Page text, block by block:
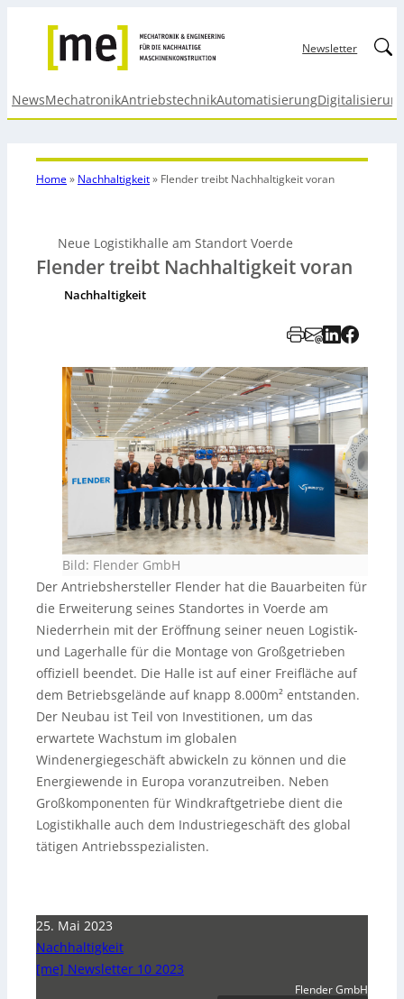
Newsletter
NewsMechatronikAntriebstechnikAutomatisierung
Home» Nachhaltigkeit» Flender treibt Nachhaltigkeit voran
Neue Logistikhalle am Standort Voerde
Flender treibt Nachhaltigkeit voran
Nachhaltigkeit
Bild: Flender GmbH
Der Antriebshersteller Flender hat die Bauarbeiten für
die Erweiterung seines Standortes in Voerde am
Niederrhein mit der Eröffnung seiner neuen Logistik-
und Lagerhalle für die Montage von Großgetrieben
offiziell beendet. Die Halle ist auf einer Freifläche auf
dem Betriebsgelände auf knapp 8.000m² entstanden.
Der Neubau ist Teil von Investitionen, um das
erwartete Wachstum im globalen
Windenergiegeschäft abwickeln zu können und die
Energiewende in Europa voranzutreiben. Neben
Großkomponenten für Windkraftgetriebe dient die
Logistikhalle auch dem Industriegeschäft des global
tätigen Antriebsspezialisten.
25. Mai 2023
Nachhaltigkeit
[me] Newsletter 10 2023
Flender GmbH